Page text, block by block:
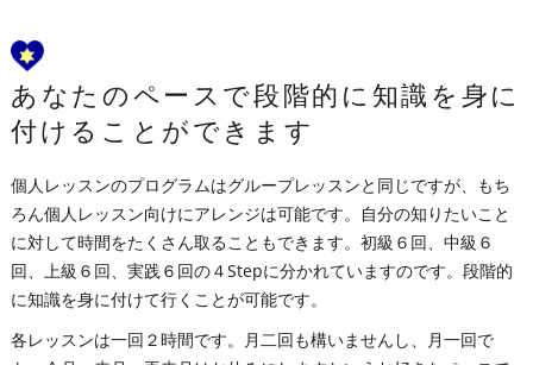
あなたのペースで段階的に知識を身に
付けることができます
個人レッスンのプログラムはグループレッスンと同じですが、もち
ろん個人レッスン向けにアレンジは可能です。自分の知りたいこと
に対して時間をたくさん取ることもできます。初級６回、中級６
回、上級６回、実践６回の４Stepに分かれていますのです。段階的
に知識を身に付けて行くことが可能です。
各レッスンは一回２時間です。月二回も構いませんし、月一回で